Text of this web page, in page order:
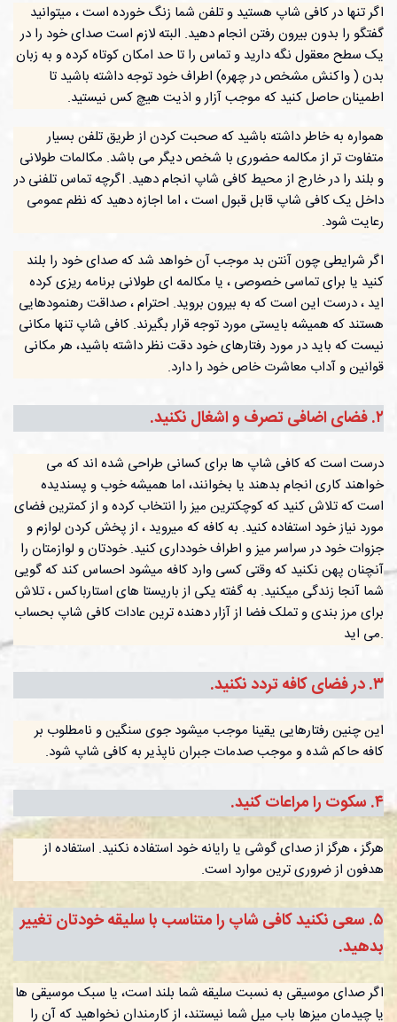
اگر تنها در کافی شاپ هستید و تلفن شما زنگ خورده است ، میتوانید
گفتگو را بدون بیرون رفتن انجام دهید. البته لازم است صدای خود را در
یک سطح معقول نگه دارید و تماس را تا حد امکان کوتاه کرده و به زبان
بدن ( واکنش مشخص در چهره) اطراف خود توجه داشته باشید تا
اطمینان حاصل کنید که موجب آزار و اذیت هیچ کس نیستید.
همواره به خاطر داشته باشید که صحبت کردن از طریق تلفن بسیار
متفاوت تر از مکالمه حضوری با شخص دیگر می باشد. مکالمات طولانی
و بلند را در خارج از محیط کافی شاپ انجام دهید. اگرچه تماس تلفنی در
داخل یک کافی شاپ قابل قبول است ، اما اجازه دهید که نظم عمومی
رعایت شود.
اگر شرایطی چون آنتن بد موجب آن خواهد شد که صدای خود را بلند
کنید یا برای تماسی خصوصی ، یا مکالمه ای طولانی برنامه ریزی کرده
اید ، درست این است که به بیرون بروید. احترام ، صداقت رهنمودهایی
هستند که همیشه بایستی مورد توجه قرار بگیرند. کافی شاپ تنها مکانی
نیست که باید در مورد رفتارهای خود دقت نظر داشته باشید، هر مکانی
قوانین و آداب معاشرت خاص خود را دارد.
٢. فضای اضافی تصرف و اشغال نکنید.
درست است که کافی شاپ ها برای کسانی طراحی شده اند که می
خواهند کاری انجام بدهند یا بخوانند، اما همیشه خوب و پسندیده
است که تلاش کنید که کوچکترین میز را انتخاب کرده و از کمترین فضای
مورد نیاز خود استفاده کنید. به کافه که میروید ، از پخش کردن لوازم و
جزوات خود در سراسر میز و اطراف خودداری کنید. خودتان و لوازمتان را
آنچنان پهن نکنید که وقتی کسی وارد کافه میشود احساس کند که گویی
شما آنجا زندگی میکنید. به گفته یکی از باریستا های استارباکس ، تلاش
برای مرز بندی و تملک فضا از آزار دهنده ترین عادات کافی شاپ بحساب
می اید.
٣. در فضای کافه تردد نکنید.
این چنین رفتارهایی یقینا موجب میشود جوی سنگین و نامطلوب بر
کافه حاکم شده و موجب صدمات جبران ناپذیر به کافی شاپ شود.
۴. سکوت را مراعات کنید.
هرگز ، هرگز از صدای گوشی یا رایانه خود استفاده نکنید. استفاده از
هدفون از ضروری ترین موارد است.
۵. سعی نکنید کافی شاپ را متناسب با سلیقه خودتان تغییر
بدهید.
اگر صدای موسیقی به نسبت سلیقه شما بلند است، یا سبک موسیقی ها
یا چیدمان میزها باب میل شما نیستند، از کارمندان نخواهید که آن را